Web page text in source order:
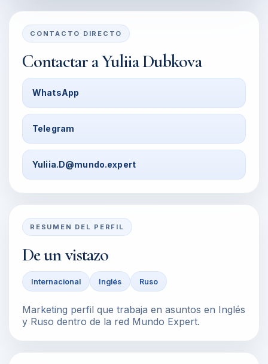
CONTACTO DIRECTO
Contactar aYuliia Dubkova
WhatsApp
Telegram
Yuliia.D@mundo.expert
RESUMEN DEL PERFIL
De un vistazo
Internacional Inglés Ruso
Marketing perfil que trabaja en asuntos en Inglés
y Ruso dentro de la red Mundo Expert.